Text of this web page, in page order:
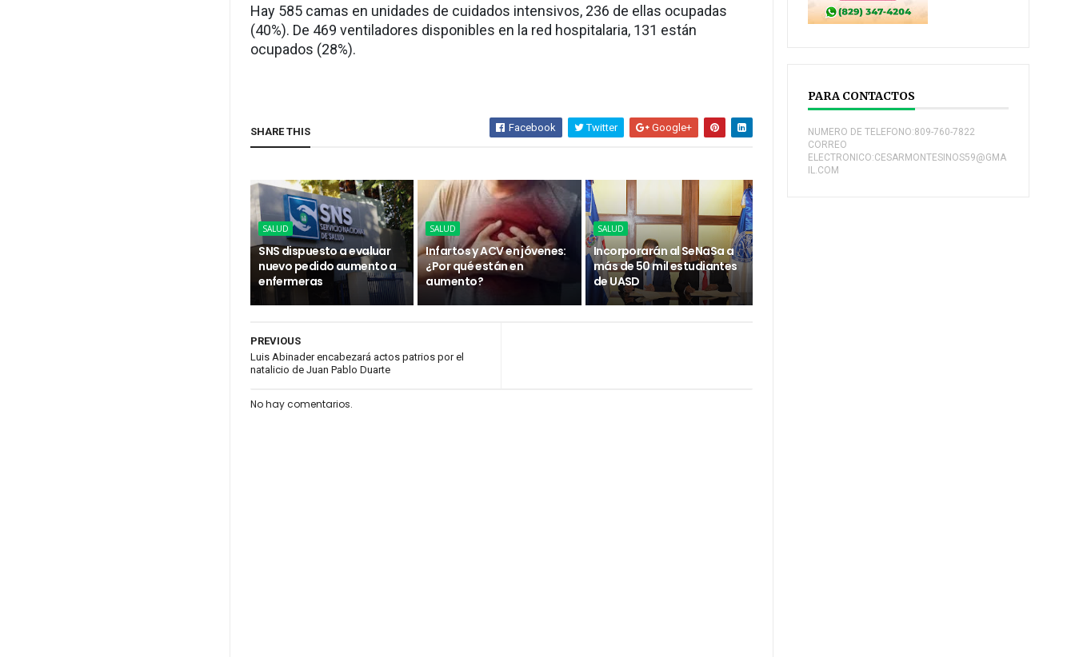
Hay 585 camas en unidades de cuidados intensivos, 236 de ellas ocupadas
(40%). De 469 ventiladores disponibles en la red hospitalaria, 131 están
ocupados (28%).
SHARE THIS Facebook Twitter Google+
SALUD
SNS dispuesto a evaluar
nuevo pedido aumento a
enfermeras
SALUD
Infartos y ACV en jóvenes:
¿Por qué están en
aumento?
SALUD
Incorporarán al SeNaSa a
más de 50 mil estudiantes
de UASD
PREVIOUS
Luis Abinader encabezará actos patrios por el
natalicio de Juan Pablo Duarte
No hay comentarios.
PARA CONTACTOS
NUMERO DE TELEFONO:809-760-7822
CORREO
ELECTRONICO:CESARMONTESINOS59@GMA
IL.COM